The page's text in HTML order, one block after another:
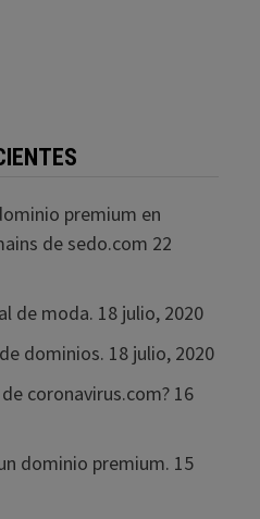
premium en
de sedo.com 22
de moda. 18 julio, 2020
dominios. 18 julio, 2020
coronavirus.com? 16
dominio premium. 15